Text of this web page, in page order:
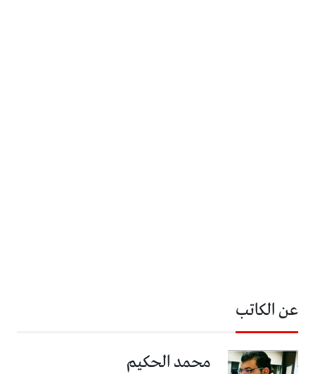
عن الكاتب
محمد الحكيم